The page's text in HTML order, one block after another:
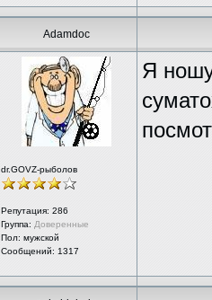
Adamdoc
dr.GOVZ-рыболов
Репутация: 286
Группа: Доверенные
Пол: мужской
Сообщений: 1317
Я